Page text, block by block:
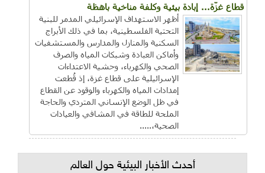
قطاع غزّة... إبادة بيئية وكلفة مناخية باهظة
أظهر الاستهداف الإسرائيلي المدمر للبنية
التحتية الفلسطينية، بما في ذلك الأبراج
السكنية والمنازل والمدارس والمستشفيات
وأماكن العبادة وشبكات المياه والصرف
الصحي والكهرباء، وحشية الاعتداءات
الإسرائيلية على قطاع غزة، إذ قُطعت
إمدادات المياه والكهرباء والوقود عن القطاع
في ظل الوضع الإنساني المتردي والحاجة
الملحة للطاقة في المشافي والعيادات
الصحية،.....
أحدث الأخبار البيئية حول العالم